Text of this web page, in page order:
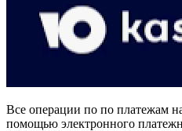
Все операции по по платежам
помощью электронного